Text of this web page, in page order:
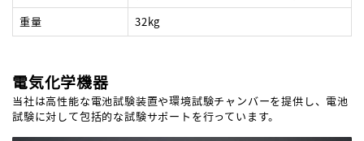
重量 32kg
電気化学機器
当社は高性能な電池試験装置や環境試験チャンバーを提供し、電池
試験に対して包括的な試験サポートを行っています。